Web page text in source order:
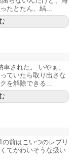
たとたん、結...
された。 いやぁ、
ていたら取り出さな
を解除できる...
前はこいつのレプリ
てかわいそうな扱い